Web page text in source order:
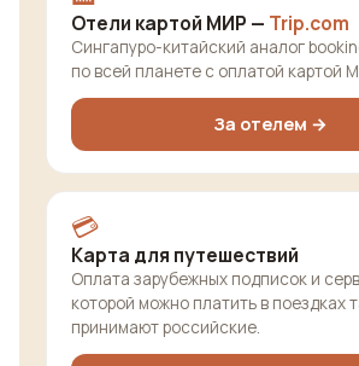
Отели картой МИР — Trip.com
Сингапуро-китайский аналог
по всей планете с оплатой картой
За отелем →
💳
Карта для путешествий
Оплата зарубежных подписок и
которой можно платить в поездках
принимают российские.